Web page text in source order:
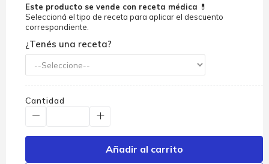
Este producto se vende con receta médica 💊
Seleccioná el tipo de receta para aplicar el descuento
correspondiente.
¿Tenés una receta?
Cantidad
Añadir al carrito